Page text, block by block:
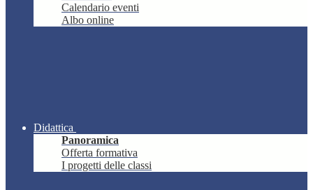
Calendario eventi
Albo online
Didattica
Panoramica
Offerta formativa
I progetti delle classi